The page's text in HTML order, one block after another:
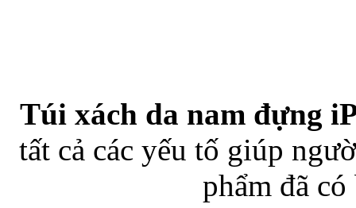
Bao da Samsung
Túi xách da nam đựng
tất cả các yếu tố giúp
phẩm đã